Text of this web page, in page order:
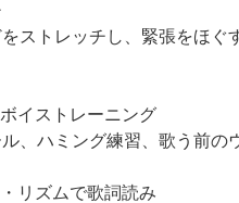
ストレッチし、緊張をほぐ
イストレーニング
、ハミング練習、歌う前の
リズムで歌詞読み